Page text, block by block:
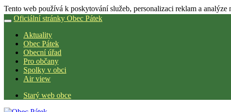
Tento web používá k poskytování služeb, personalizaci reklam a
Oficiální stránky Obec Pátek
Aktuality
Obec Pátek
Obecní úřad
Pro občany
Spolky v obci
Air view
Starý web obce